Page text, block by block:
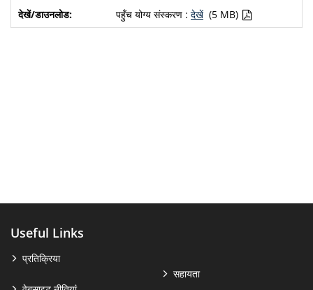
पहुँच योग्य संस्करण : देखें (5 MB)
Useful Links
प्रतिक्रिया
सहायता